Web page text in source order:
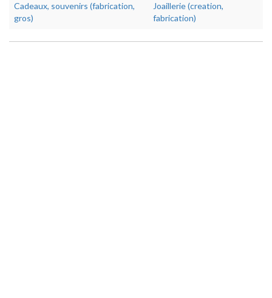
Cadeaux, souvenirs (fabrication,
gros)
Joaillerie (creation,
fabrication)